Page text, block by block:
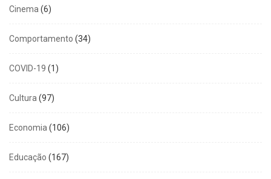
Cinema (6)
Comportamento (34)
COVID-19 (1)
Cultura (97)
Economia (106)
Educação (167)